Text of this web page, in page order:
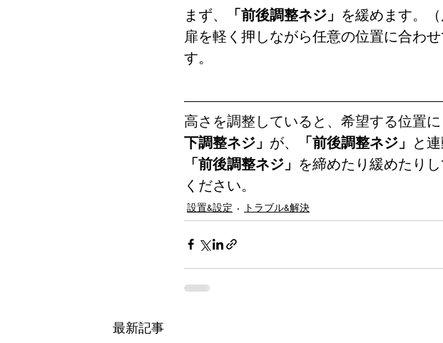
まず、 「 前後調整ネジ」 を緩めます。（
扉を軽く押しながら任意の位置に合わせ
す。
高さを調整していると、希望する位置
下調整ネジ」 が、 「 前後調整ネジ」
と
「 前後調整ネジ」 を締めたり緩めたりし
ください。
設置&設定 トラブル&解決
最新記事